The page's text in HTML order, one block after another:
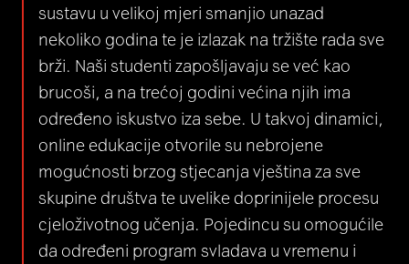
sustavu u velikoj mjeri smanjio unazad
nekoliko godina te je izlazak na tržište rada sve
brži. Naši studenti zapošljavaju se već kao
brucoši, a na trećoj godini većina njih ima
određeno iskustvo iza sebe. U takvoj dinamici,
online edukacije otvorile su nebrojene
mogućnosti brzog stjecanja vještina za sve
skupine društva te uvelike doprinijele procesu
cjeloživotnog učenja. Pojedincu su omogućile
da određeni program svladava u vremenu i